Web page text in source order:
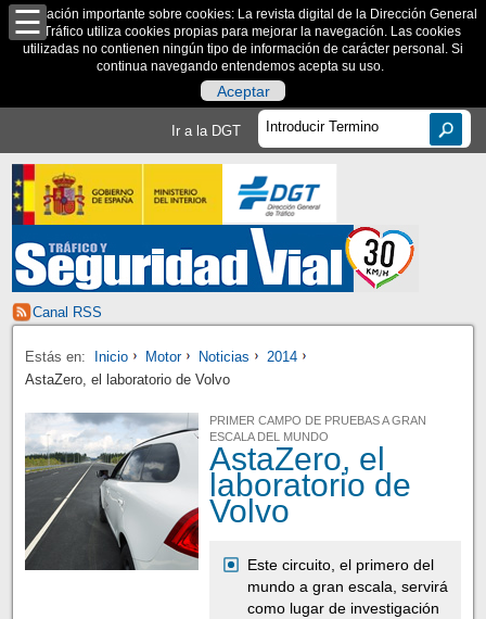
Información importante sobre cookies: La revista digital de la Dirección General
de Tráfico utiliza cookies propias para mejorar la navegación. Las cookies
utilizadas no contienen ningún tipo de información de carácter personal. Si
continua navegando entendemos acepta su uso.
Aceptar
Ir a la DGT
Canal RSS
Estás en: Inicio Motor Noticias
2014
AstaZero, el laboratorio de Volvo
PRIMER CAMPO DE PRUEBAS A GRAN
ESCALA DEL MUNDO
AstaZero, el
laboratorio de
Volvo
Este circuito, el primero del
mundo a gran escala, servirá
como lugar de investigación